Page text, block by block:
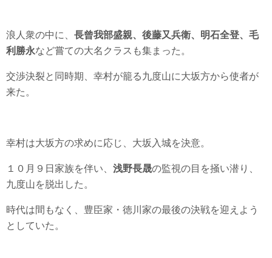
浪人衆の中に、 長曾我部盛親、後藤又兵衛、明石全登、毛
利勝永など嘗ての大名クラスも集まった。
交渉決裂と同時期、幸村が籠る九度山に大坂方から使者が
来た。
幸村は大坂方の求めに応じ、大坂入城を決意。
１０月９日家族を伴い、 浅野長晟の監視の目を掻い潜り、
九度山を脱出した。
時代は間もなく、豊臣家・徳川家の最後の決戦を迎えよう
としていた。